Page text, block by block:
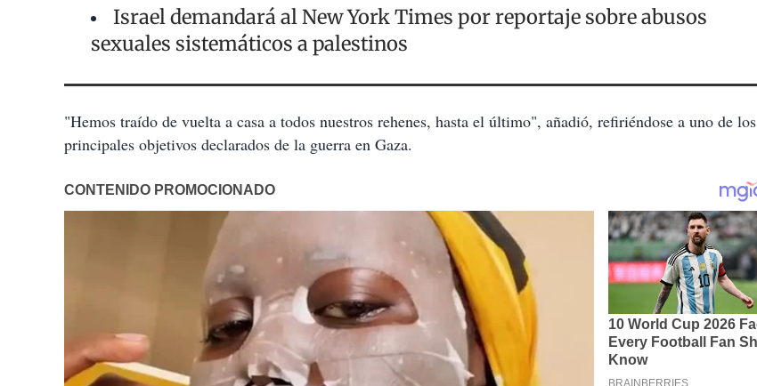
Israel demandará al New York Times por reportaje sobre abusos
sexuales sistemáticos a palestinos
"Hemos traído de vuelta a casa a todos nuestros rehenes, hasta el último", añadió, refiriéndose a uno de los
principales objetivos declarados de la guerra en Gaza.